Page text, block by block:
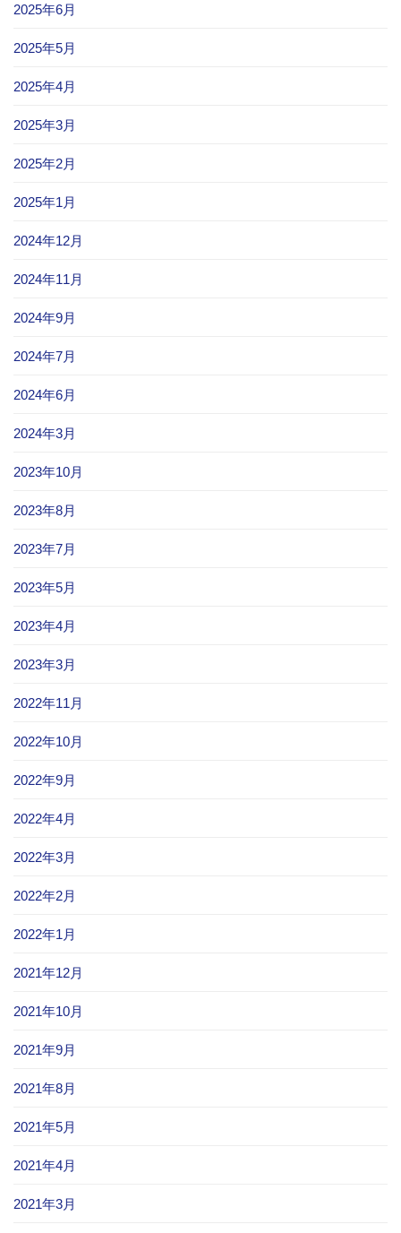
2025年6月
2025年5月
2025年4月
2025年3月
2025年2月
2025年1月
2024年12月
2024年11月
2024年9月
2024年7月
2024年6月
2024年3月
2023年10月
2023年8月
2023年7月
2023年5月
2023年4月
2023年3月
2022年11月
2022年10月
2022年9月
2022年4月
2022年3月
2022年2月
2022年1月
2021年12月
2021年10月
2021年9月
2021年8月
2021年5月
2021年4月
2021年3月